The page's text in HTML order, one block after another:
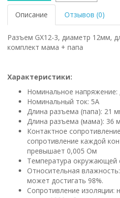
Описание Отзывов (0)
Разъем GX12-3, диаметр 12мм,
комплект мама + папа
Характеристики:
Номинальное напряжение:
Номинальный ток: 5A
Длина разъема (папа): 21
Длина разъема (мама): 36
Контактное
сопротивление каждой
превышает 0,005 Ом
Температура окружающей
Относительная
может достигать 98%.
Сопротивление изоляции: